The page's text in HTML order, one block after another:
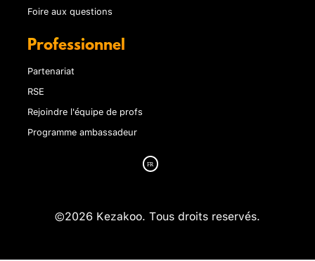
Foire aux questions
Professionnel
Partenariat
RSE
Rejoindre l'équipe de profs
Programme ambassadeur
©2026 Kezakoo. Tous droits reservés.